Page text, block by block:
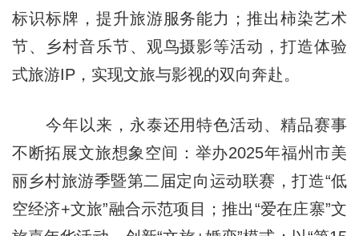
标识标牌，提升旅游服务能力；推出柿染艺术
节、乡村音乐节、观鸟摄影等活动，打造体验
式旅游IP，实现文旅与影视的双向奔赴。
今年以来，永泰还用特色活动、精品赛事
不断拓展文旅想象空间：举办2025年福州市美
丽乡村旅游季暨第二届定向运动联赛，打造“低
空经济+文旅”融合示范项目；推出“爱在庄寨”文